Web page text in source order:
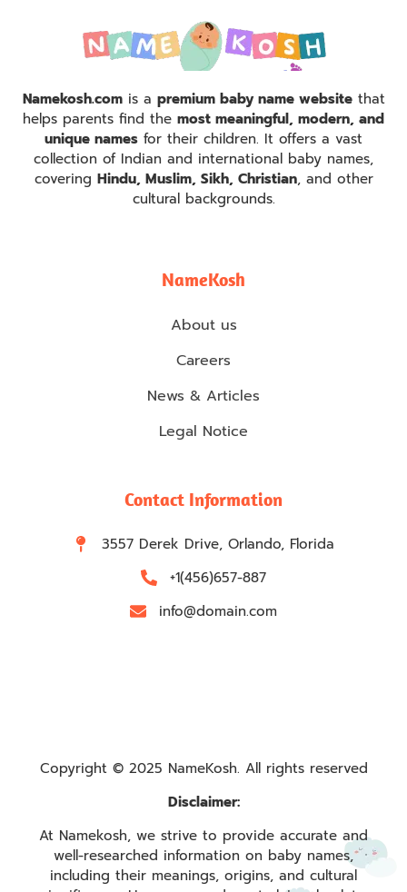
Namekosh.comis a premium baby name websitethat
helps parents find the most meaningful, modern, and
unique names for their children. It offers a vast
collection of Indian and international baby names,
covering Hindu, Muslim, Sikh, Christian, and other
cultural backgrounds.
NameKosh
About us
Careers
News & Articles
Legal Notice
Contact Information
3557 Derek Drive, Orlando, Florida
+1(456)657-887
info@domain.com
Copyright © 2025 NameKosh. All rights reserved
Disclaimer:
At Namekosh, we strive to provide accurate and
well-researched information on baby names,
including their meanings, origins, and cultural